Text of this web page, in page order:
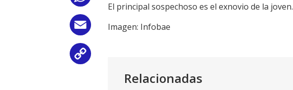
Email
El principal sospechoso es el exnovio de la joven.
Imagen: Infobae
Relacionadas